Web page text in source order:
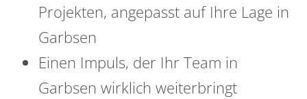
Projekten, angepasst auf Ihre Lage in
Garbsen
Einen Impuls, der Ihr Team in
Garbsen wirklich weiterbringt